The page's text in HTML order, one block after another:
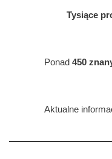
Tysiące
Ponad 450
Aktualne